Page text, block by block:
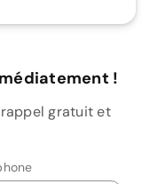
!
gratuit et